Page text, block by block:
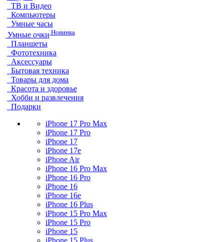
ТВ и Видео
Компьютеры
Умные часы
Умные очки Новинка
Планшеты
Фототехника
Аксессуары
Бытовая техника
Товары для дома
Красота и здоровье
Хобби и развлечения
Подарки
iPhone 17 Pro Max
iPhone 17 Pro
iPhone 17
iPhone 17e
iPhone Air
iPhone 16 Pro Max
iPhone 16 Pro
iPhone 16
iPhone 16e
iPhone 16 Plus
iPhone 15 Pro Max
iPhone 15 Pro
iPhone 15